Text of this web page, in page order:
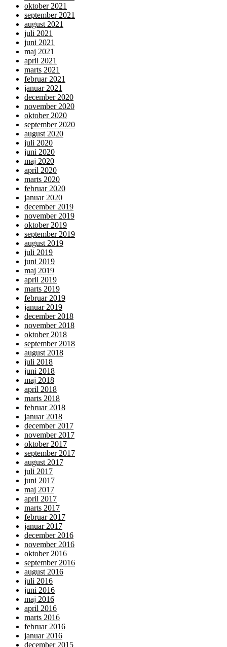
oktober 2021
september 2021
august 2021
juli 2021
juni 2021
maj 2021
april 2021
marts 2021
februar 2021
januar 2021
december 2020
november 2020
oktober 2020
september 2020
august 2020
juli 2020
juni 2020
maj 2020
april 2020
marts 2020
februar 2020
januar 2020
december 2019
november 2019
oktober 2019
september 2019
august 2019
juli 2019
juni 2019
maj 2019
april 2019
marts 2019
februar 2019
januar 2019
december 2018
november 2018
oktober 2018
september 2018
august 2018
juli 2018
juni 2018
maj 2018
april 2018
marts 2018
februar 2018
januar 2018
december 2017
november 2017
oktober 2017
september 2017
august 2017
juli 2017
juni 2017
maj 2017
april 2017
marts 2017
februar 2017
januar 2017
december 2016
november 2016
oktober 2016
september 2016
august 2016
juli 2016
juni 2016
maj 2016
april 2016
marts 2016
februar 2016
januar 2016
december 2015